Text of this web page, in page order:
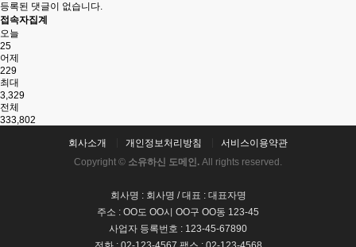
등록된 댓글이 없습니다.
접속자집계
오늘
25
어제
229
최대
3,329
전체
333,802
회사소개 개인정보처리방침
서비스이용약관
Copyright © 소유하신 도메인. All rights reserved.
회사명 : 회사명 / 대표 : 대표자명
주소 : OO도 OO시 OO구 OO동 123-45
사업자 등록번호 : 123-45-67890